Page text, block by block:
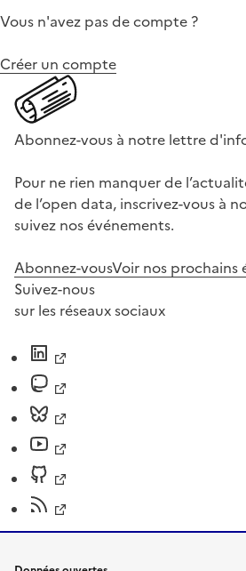
Vous n'avez pas de compte ?
Créer un compte
Abonnez-vous à notre lettre
Pour ne rien manquer de
de l’open data, inscrivez-vous à
suivez nos événements.
Abonnez-vousVoir nos prochains
Suivez-nous
sur les réseaux sociaux